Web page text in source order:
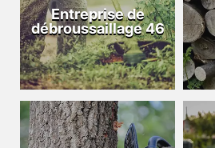
Entreprise de
débroussaillage 46